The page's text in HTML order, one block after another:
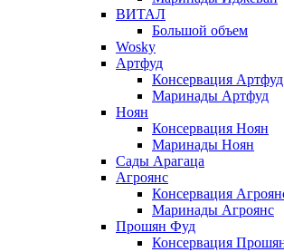
ВИТАЛ
Большой объем
Wosky
Артфуд
Консервация Артфуд
Маринады Артфуд
Ноян
Консервация Ноян
Маринады Ноян
Сады Арагаца
Агроянс
Консервация
Маринады Агроянс
Прошян Фуд
Консервация